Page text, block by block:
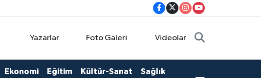
Yazarlar Foto Galeri Videolar
Ekonomi Eğitim Kültür-Sanat Sağlık